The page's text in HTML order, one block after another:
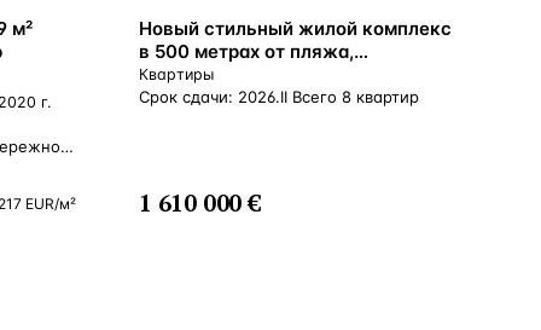
м²
г.
кафе
EUR/м²
ВНЖ
Новый стильный жилой комплекс
в 500 метрах от пляжа,
Гермасойя, Кипр
Квартиры
Срок сдачи: 2026.II Всего 8 квартир
1 610 000 €